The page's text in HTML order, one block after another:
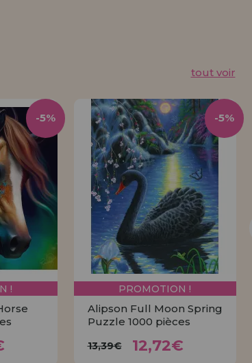
tout voir
!
-5%
PROMOTION !
Alipson Full Moon Spring
Puzzle 1000 pièces
13,39€ 12,72€
-5%